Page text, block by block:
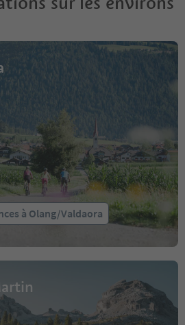
à Olang/Valdaora